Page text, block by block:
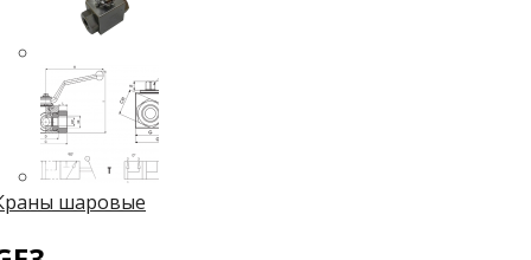
шаровые